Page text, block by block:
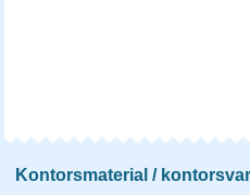
Kontorsmaterial /